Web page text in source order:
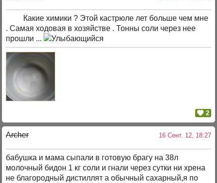
Какие химики ? Этой кастрюле лет больше чем мне
. Самая ходовая в хозяйстве . Тонны соли через нее
прошли ...
2
Archer 16 Сент. 12, 18:27
бабушка и мама сыпали в готовую брагу на 38л
молочный бидон 1 кг соли и гнали через сутки ни хрена
не благородный дистиллят а обычный сахарный,я по